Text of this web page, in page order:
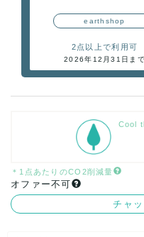
earthshop
2点以上で利用可
2026年12月31日まで
Cool
＊1点あたりのCO2削減量
オファー不可
チャ